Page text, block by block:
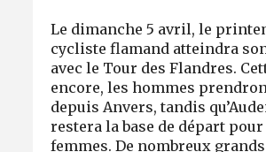
Le dimanche 5 avril, le
cycliste flamand atteindra
avec le Tour des Flandres.
encore, les hommes
depuis Anvers, tandis
restera la base de départ pour
femmes. De nombreux